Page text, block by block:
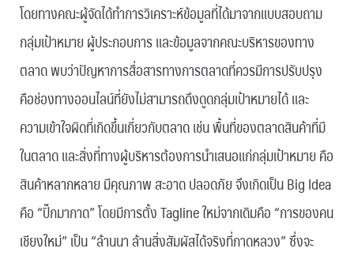
โดยทางคณะผู้จัดได้ทำการวิเคราะห์ข้อมูลที่ได้มาจากแบบสอบถาม
กลุ่มเป้าหมาย ผู้ประกอบการ และข้อมูลจากคณะบริหารของทาง
ตลาด พบว่าปัญหาการสื่อสารทางการตลาดที่ควรมีการปรับปรุง
คือช่องทางออนไลน์ที่ยังไม่สามารถดึงดูดกลุ่มเป้าหมายได้ และ
ความเข้าใจผิดที่เกิดขึ้นเกี่ยวกับตลาด เช่น พื้นที่ของตลาดสินค้าที่มี
ในตลาด และสิ่งที่ทางผู้บริหารต้องการนำเสนอแก่กลุ่มเป้าหมาย คือ
สินค้าหลากหลาย มีคุณภาพ สะอาด ปลอดภัย จึงเกิดเป็น Big Idea
คือ “ปิ๊กมากาด” โดยมีการตั้ง Tagline ใหม่จากเดิมคือ “การของคน
เชียงใหม่” เป็น “ล้านนา ล้านสิ่งสัมผัสได้จริงที่กาดหลวง” ซึ่งจะ